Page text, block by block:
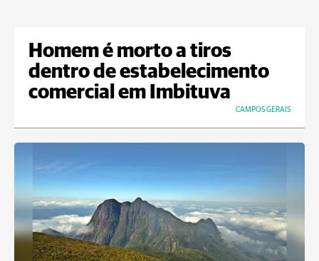
Homem é morto a tiros
dentro de estabelecimento
comercial em Imbituva
CAMPOS GERAIS